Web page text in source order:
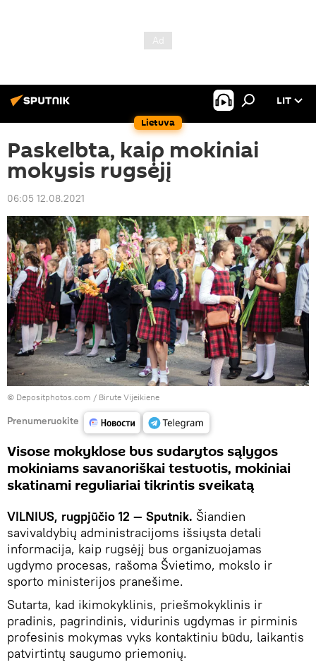
Lietuva
LIT
Paskelbta, kaip mokiniai
mokysis rugsėjį
06:05 12.08.2021
© Depositphotos.com / Birute Vijeikiene
Prenumeruokite
Visose mokyklose bus sudarytos sąlygos
mokiniams savanoriškai testuotis, mokiniai
skatinami reguliariai tikrintis sveikatą
VILNIUS, rugpjūčio 12 — Sputnik. Šiandien
savivaldybių administracijoms išsiųsta detali
informacija, kaip rugsėjį bus organizuojamas
ugdymo procesas, rašoma Švietimo, mokslo ir
sporto ministerijos pranešime.
Sutarta, kad ikimokyklinis, priešmokyklinis ir
pradinis, pagrindinis, vidurinis ugdymas ir pirminis
profesinis mokymas vyks kontaktiniu būdu, laikantis
patvirtintų saugumo priemonių.